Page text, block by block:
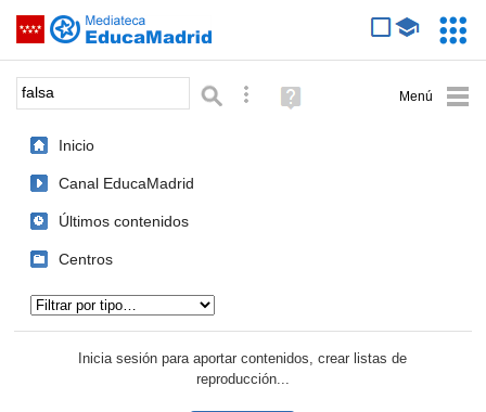
Saltar navegación
Palabra o frase: Búsqueda avanzada
Ayuda
(en
Inicio
Canal EducaMadrid
Últimos contenidos
Centros
Inicia sesión para aportar contenidos, crear listas de
reproducción...